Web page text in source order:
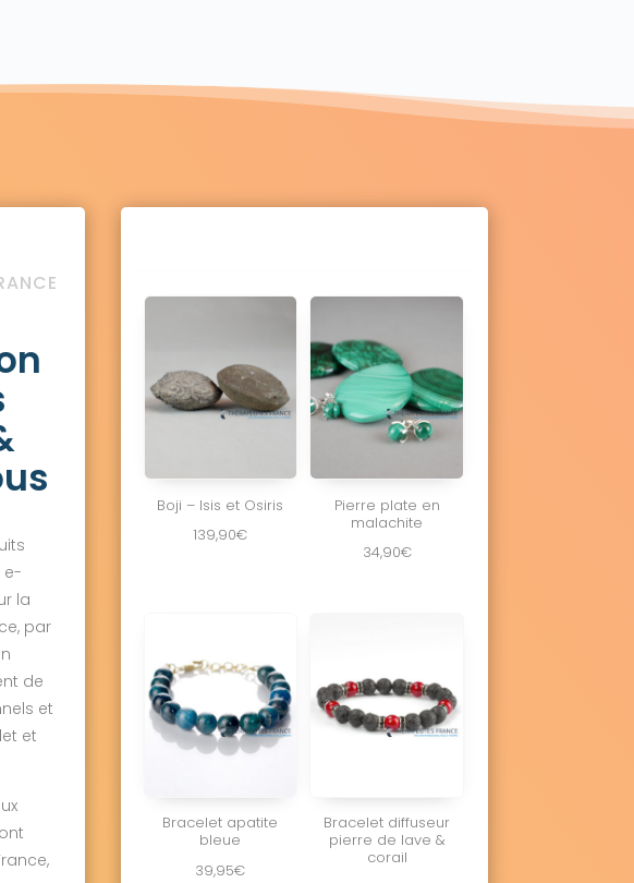
e-
la
par
de
et
et
Boji – Isis et Osiris
139,90€
Pierre plate en
malachite
34,90€
Bracelet apatite
bleue
39,95€
Bracelet diffuseur
pierre de lave &
corail